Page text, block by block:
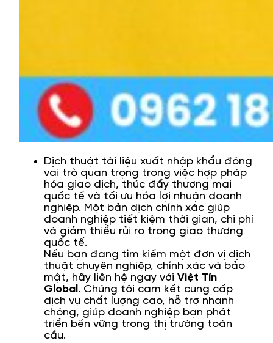
Dịch thuật tài liệu xuất nhập khẩu đóng
vai trò quan trọng trong việc hợp pháp
hóa giao dịch, thúc đẩy thương mại
quốc tế và tối ưu hóa lợi nhuận doanh
nghiệp. Một bản dịch chính xác giúp
doanh nghiệp tiết kiệm thời gian, chi phí
và giảm thiểu rủi ro trong giao thương
quốc tế.
Nếu bạn đang tìm kiếm một đơn vị dịch
thuật chuyên nghiệp, chính xác và bảo
mật, hãy liên hệ ngay với Việt Tín
Global. Chúng tôi cam kết cung cấp
dịch vụ chất lượng cao, hỗ trợ nhanh
chóng, giúp doanh nghiệp bạn phát
triển bền vững trong thị trường toàn
cầu.